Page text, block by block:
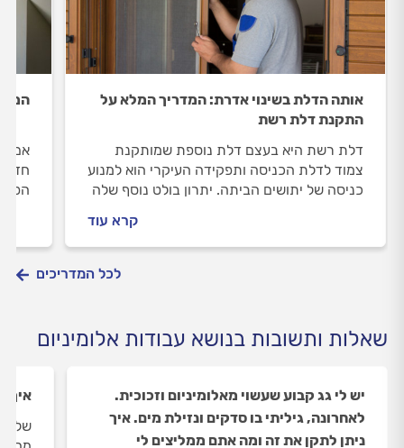
אותה הדלת בשינוי אדרת: המדריך המלא על
התקנת דלת רשת
דלת רשת היא בעצם דלת נוספת שמותקנת
צמוד לדלת הכניסה ותפקידה העיקרי הוא למנוע
כניסה של יתושים הביתה. יתרון בולט נוסף שלה
ממזיקים. כל הטיפים שיעזרו לכם לבחור את
דלת הרשת המתאימה ביותר אליכם, במדריך
קרא עוד
אם
לכל המדריכים
שאלות ותשובות בנושא עבודות אלומיניום
יש לי גג קבוע שעשוי מאלומיניום וזכוכית.
לאחרונה, גיליתי בו סדקים ונזילת מים. איך
ניתן לתקן את זה ומה אתם ממליצים לי
איך